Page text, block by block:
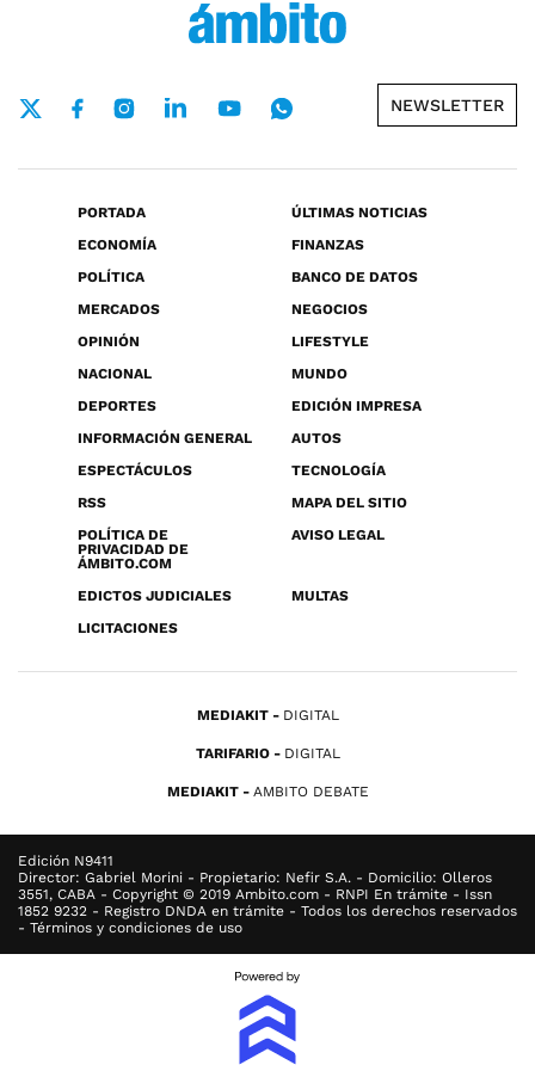
NEWSLETTER
PORTADA
ÚLTIMAS NOTICIAS
ECONOMÍA
FINANZAS
POLÍTICA
BANCO DE DATOS
MERCADOS
NEGOCIOS
OPINIÓN
LIFESTYLE
NACIONAL
MUNDO
DEPORTES
EDICIÓN IMPRESA
INFORMACIÓN GENERAL
AUTOS
ESPECTÁCULOS
TECNOLOGÍA
RSS
MAPA DEL SITIO
POLÍTICA DE
PRIVACIDAD DE
ÁMBITO.COM
AVISO LEGAL
EDICTOS JUDICIALES
MULTAS
LICITACIONES
MEDIAKIT DIGITAL
TARIFARIO DIGITAL
MEDIAKIT AMBITO DEBATE
Edición N9411
Director: Gabriel Morini - Propietario: Nefir S.A. - Domicilio: Olleros
3551, CABA - Copyright © 2019 Ambito.com - RNPI En trámite - Issn
1852 9232 - Registro DNDA en trámite - Todos los derechos reservados
- Términos y condiciones de uso